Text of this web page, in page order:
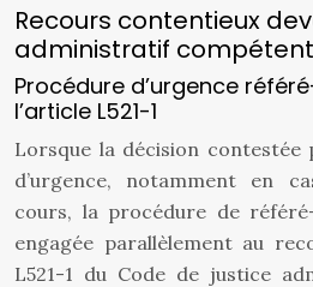
Recours contentieux
administratif compétent
Procédure d’urgence
l’article L521-1
Lorsque la décision
d’urgence, notamment en
cours, la procédure de
engagée parallèlement au
L521-1 du Code de justice